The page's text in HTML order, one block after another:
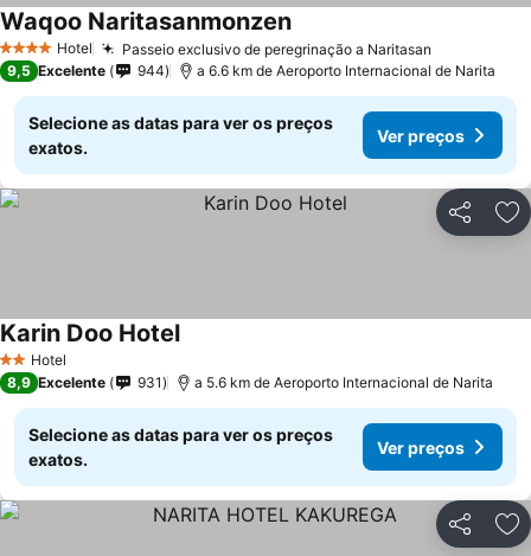
4 EstrelasHotel Passeio exclusivo de peregrinação a Naritasan
Waqoo Naritasanmonzen
9,5 Excelente 944 a 6.6 km de Aeroporto Internacional de Narita
Selecione as datas para ver os preços
exatos.
Ver preços
Partilhar
2 Estrelas
Hotel
Karin Doo Hotel
8,9 Excelente 931 a 5.6 km de Aeroporto Internacional de Narita
Selecione as datas para ver os preços
exatos.
Ver preços
Partilhar